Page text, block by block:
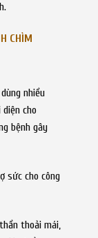
CHÌM
nhiều
cho
bệnh gây
sức cho công
thoải mái,